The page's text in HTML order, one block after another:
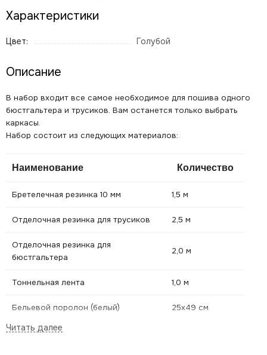
Характеристики
Цвет: Голубой
Описание
В набор входит все самое необходимое для пошива одного
бюстгальтера и трусиков. Вам останется только выбрать
каркасы.
Набор состоит из следующих материалов:
Наименование Количество
Бретелечная резинка 10 мм 1,5 м
Отделочная резинка для трусиков 2,5 м
Отделочная резинка для
бюстгальтера
2,0 м
Тоннельная лента 1,0 м
Бельевой поролон (белый) 25х49 см
Микрофибра (биэластичная)